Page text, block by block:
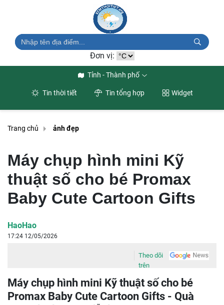
Đơn vị:
Tỉnh - Thành phố
Tin thời tiết Tin tổng hợp Widget
Trang chủ ảnh đẹp
Máy chụp hình mini Kỹ
thuật số cho bé Promax
Baby Cute Cartoon Gifts
HaoHao
17:24 12/05/2026
Theo dõi
trên
Máy chụp hình mini Kỹ thuật số cho bé
Promax Baby Cute Cartoon Gifts - Quà